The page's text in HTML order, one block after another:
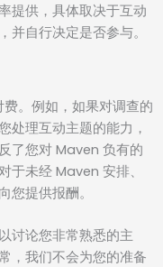
提供，具体取决于互动
并自行决定是否参与。
。例如，如果对调查的
处理互动主题的能力，
了您对 Maven 负有的
于未经 Maven 安排、
您提供报酬。
讨论您非常熟悉的主
，我们不会为您的准备